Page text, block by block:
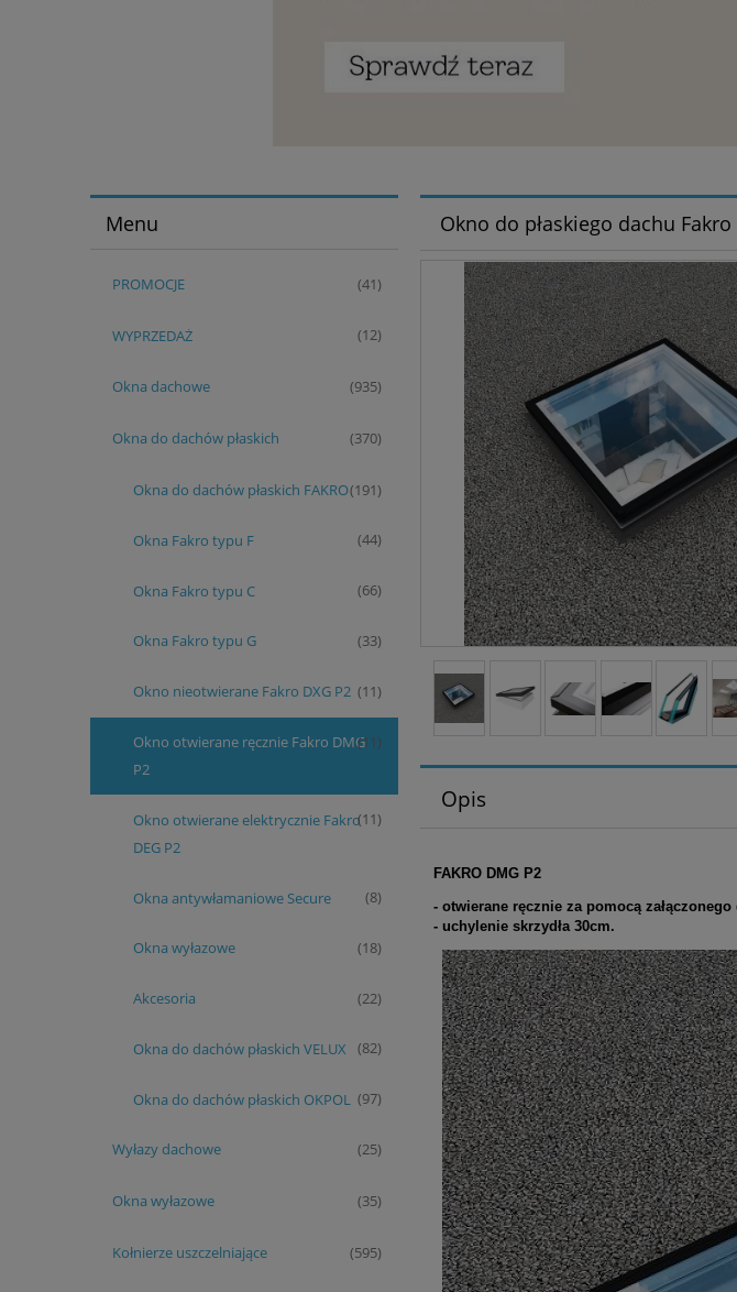
Menu
PROMOCJE (41)
WYPRZEDAŻ (12)
Okna dachowe (935)
Okna do dachów płaskich (370)
Okna do dachów płaskich FAKRO(191)
Okna Fakro typu F (44)
Okna Fakro typu C (66)
Okna Fakro typu G (33)
Okno nieotwierane Fakro DXG P2 (11)
Okno otwierane ręcznie Fakro DMG
P2
(11)
Okno otwierane elektrycznie Fakro
DEG P2
(11)
Okna antywłamaniowe Secure (8)
Okna wyłazowe (18)
Akcesoria (22)
Okna do dachów płaskich VELUX (82)
Okna do dachów płaskich OKPOL (97)
Wyłazy dachowe (25)
Okna wyłazowe (35)
Kołnierze uszczelniające (595)
Okno do płaskiego dachu
Opis
FAKRO DMG P2
- otwierane ręcznie za pomocą
- uchylenie skrzydła 30cm.